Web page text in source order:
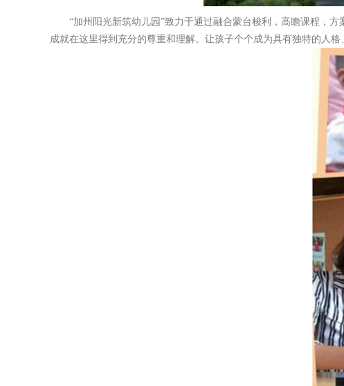
“加州阳光新筑幼儿园”致力于通过融合蒙台梭利，高瞻课程，
成就在这里得到充分的尊重和理解。让孩子个个成为具有独特的人